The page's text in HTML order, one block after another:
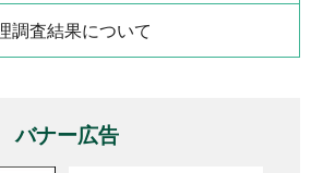
調査結果について
バナー広告